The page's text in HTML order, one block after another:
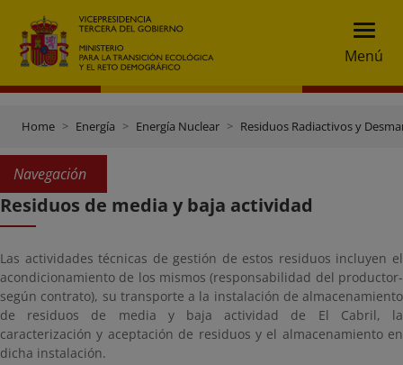
Menú
Home Energía Energía Nuclear Residuos Radiactivos y
Navegación
Residuos de media y baja actividad
Las actividades técnicas de gestión de estos residuos incluyen el
acondicionamiento de los mismos (responsabilidad del productor-
según contrato), su transporte a la instalación de almacenamiento
de residuos de media y baja actividad de El Cabril, la
caracterización y aceptación de residuos y el almacenamiento en
dicha instalación.